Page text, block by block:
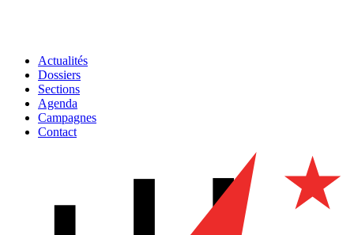
Actualités
Dossiers
Sections
Agenda
Campagnes
Contact